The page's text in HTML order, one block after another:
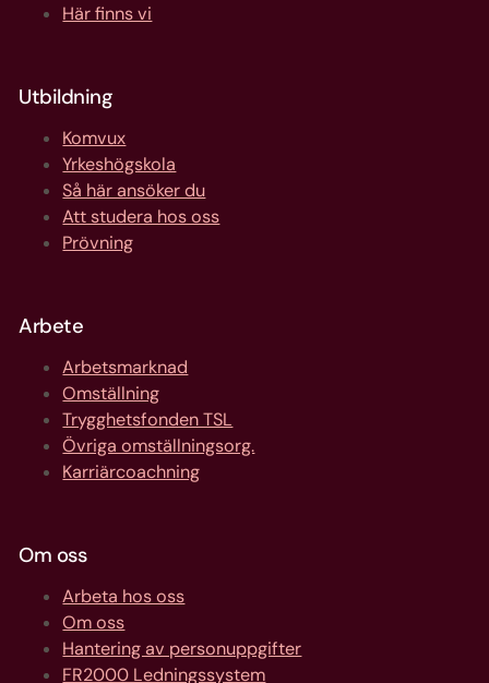
Här finns vi
Utbildning
Komvux
Yrkeshögskola
Så här ansöker du
Att studera hos oss
Prövning
Arbete
Arbetsmarknad
Omställning
Trygghetsfonden TSL
Övriga omställningsorg.
Karriärcoachning
Om oss
Arbeta hos oss
Om oss
Hantering av personuppgifter
FR2000 Ledningssystem